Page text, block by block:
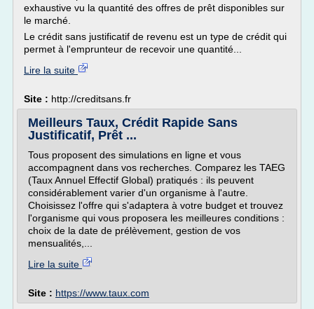
exhaustive vu la quantité des offres de prêt disponibles sur
le marché.
Le crédit sans justificatif de revenu est un type de crédit qui
permet à l'emprunteur de recevoir une quantité...
Lire la suite
Site : http://creditsans.fr
Meilleurs Taux, Crédit Rapide Sans
Justificatif, Prêt ...
Tous proposent des simulations en ligne et vous
accompagnent dans vos recherches. Comparez les TAEG
(Taux Annuel Effectif Global) pratiqués : ils peuvent
considérablement varier d'un organisme à l'autre.
Choisissez l'offre qui s'adaptera à votre budget et trouvez
l'organisme qui vous proposera les meilleures conditions :
choix de la date de prélèvement, gestion de vos
mensualités,...
Lire la suite
Site : https://www.taux.com